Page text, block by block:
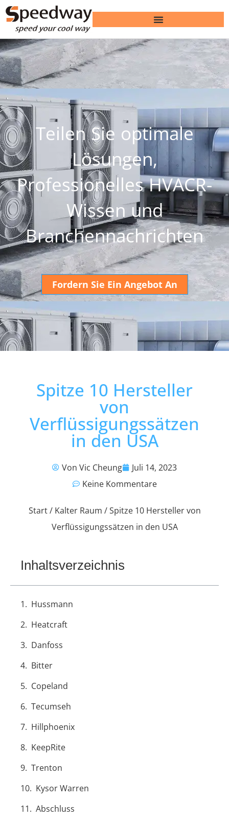
Teilen Sie optimale
Lösungen,
Professionelles HVACR-
Wissen und
Branchennachrichten
Fordern Sie Ein Angebot An
Spitze 10 Hersteller
von
Verflüssigungssätzen
in den USA
Von Vic Cheung
Juli 14, 2023
Keine Kommentare
Start/ Kalter Raum / Spitze 10 Hersteller von
Verflüssigungssätzen in den USA
Inhaltsverzeichnis
Hussmann
Heatcraft
Danfoss
Bitter
Copeland
Tecumseh
Hillphoenix
KeepRite
Trenton
Kysor Warren
Abschluss